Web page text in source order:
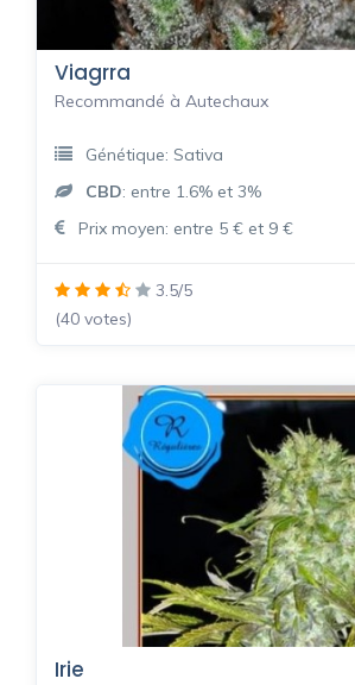
Viagrra
Recommandé à Autechaux
Génétique: Sativa
CBD: entre 1.6% et 3%
Prix moyen: entre 5 € et 9 €
3.5/5
(40 votes)
Irie